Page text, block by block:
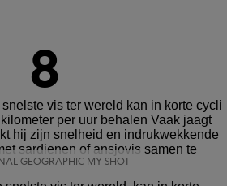
8
GEOGRAPHIC MY SHOT